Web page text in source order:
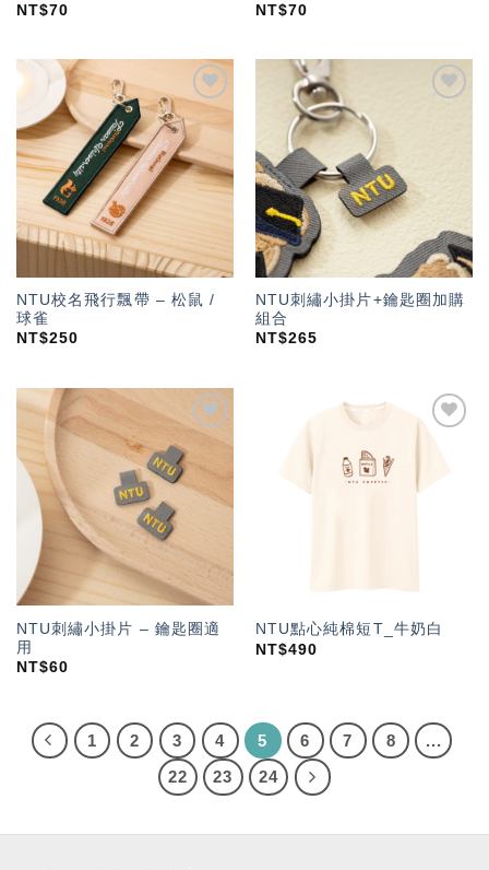
NT$70
NT$70
「願
望輕
單」
NTU校名飛行飄帶 – 松鼠 /
球雀
NT$250
NTU刺繡小掛片+鑰匙圈加購
組合
NT$265
加入
望輕
單」
NTU刺繡小掛片 – 鑰匙圈適
用
NT$60
NTU點心純棉短T_牛奶白
NT$490
1 2 3 4 5 6 7 8
...
22
23 24